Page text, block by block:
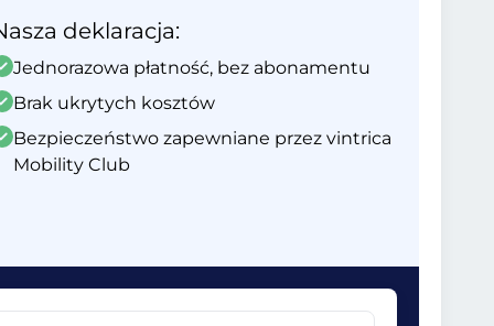
deklaracja:
Jednorazowa płatność, bez abonamentu
Brak ukrytych kosztów
Bezpieczeństwo zapewniane przez vintrica
Mobility Club